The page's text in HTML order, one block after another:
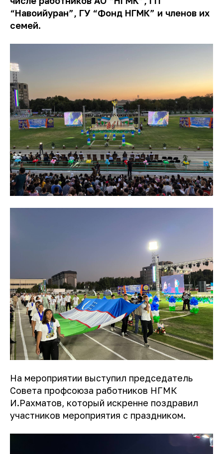
“Навоийуран”, ГУ “Фонд НГМК” и членов их
семей.
На мероприятии выступил председатель
Совета профсоюза работников НГМК
И.Рахматов, который искренне поздравил
участников мероприятия с праздником.